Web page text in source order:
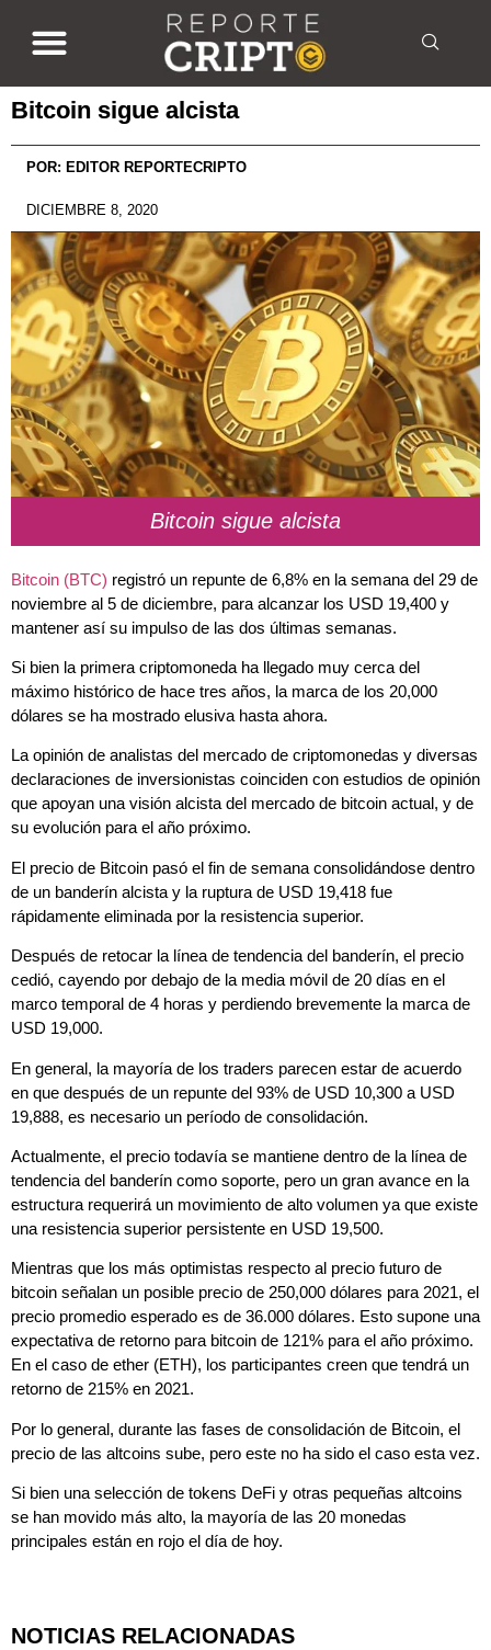
Bitcoin sigue alcista
POR: EDITOR REPORTECRIPTO
DICIEMBRE 8, 2020
Bitcoin sigue alcista
Bitcoin (BTC) registró un repunte de 6,8% en la semana del 29 de
noviembre al 5 de diciembre, para alcanzar los USD 19,400 y
mantener así su impulso de las dos últimas semanas.
Si bien la primera criptomoneda ha llegado muy cerca del
máximo histórico de hace tres años, la marca de los 20,000
dólares se ha mostrado elusiva hasta ahora.
La opinión de analistas del mercado de criptomonedas y diversas
declaraciones de inversionistas coinciden con estudios de opinión
que apoyan una visión alcista del mercado de bitcoin actual, y de
su evolución para el año próximo.
El precio de Bitcoin pasó el fin de semana consolidándose dentro
de un banderín alcista y la ruptura de USD 19,418 fue
rápidamente eliminada por la resistencia superior.
Después de retocar la línea de tendencia del banderín, el precio
cedió, cayendo por debajo de la media móvil de 20 días en el
marco temporal de 4 horas y perdiendo brevemente la marca de
USD 19,000.
En general, la mayoría de los traders parecen estar de acuerdo
en que después de un repunte del 93% de USD 10,300 a USD
19,888, es necesario un período de consolidación.
Actualmente, el precio todavía se mantiene dentro de la línea de
tendencia del banderín como soporte, pero un gran avance en la
estructura requerirá un movimiento de alto volumen ya que existe
una resistencia superior persistente en USD 19,500.
Mientras que los más optimistas respecto al precio futuro de
bitcoin señalan un posible precio de 250,000 dólares para 2021, el
precio promedio esperado es de 36.000 dólares. Esto supone una
expectativa de retorno para bitcoin de 121% para el año próximo.
En el caso de ether (ETH), los participantes creen que tendrá un
retorno de 215% en 2021.
Por lo general, durante las fases de consolidación de Bitcoin, el
precio de las altcoins sube, pero este no ha sido el caso esta vez.
Si bien una selección de tokens DeFi y otras pequeñas altcoins
se han movido más alto, la mayoría de las 20 monedas
principales están en rojo el día de hoy.
NOTICIAS RELACIONADAS